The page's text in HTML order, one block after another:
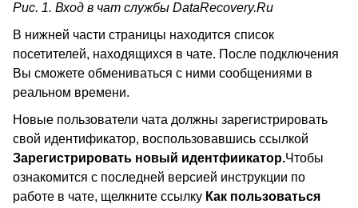
Рис. 1. Вход в чат службы DataRecovery.Ru
В нижней части страницы находится список
посетителей, находящихся в чате. После подключения
Вы сможете обмениваться с ними сообщениями в
реальном времени.
Новые пользователи чата должны зарегистрировать
свой идентификатор, воспользовавшись ссылкой
Зарегистрировать новый идентфиикатор.Чтобы
ознакомится с последней версией инструкции по
работе в чате, щелкните ссылку Как пользоваться